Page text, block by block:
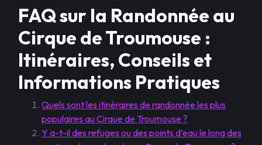
FAQ sur la Randonnée au
Cirque de Troumouse :
Itinéraires, Conseils et
Informations Pratiques
Quels sont les itinéraires de randonnée les plus
populaires au Cirque de Troumouse ?
Y a-t-il des refuges ou des points d’eau le long des